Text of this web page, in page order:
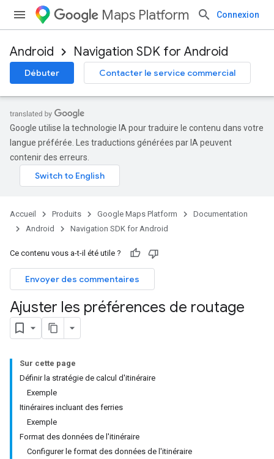
Maps Platform Connexion
Android Navigation SDK for Android
Débuter Contacter le service commercial
Google utilise la technologie IA pour traduire le contenu dans votre
langue préférée. Les traductions générées par IA peuvent
contenir des erreurs.
Accueil Produits Google Maps Platform
Documentation
Android
Navigation SDK for Android
Ce contenu vous a-t-il été utile ?
Envoyer des commentaires
Ajuster les préférences de routage
Sur cette page
Définir la stratégie de calcul d'itinéraire
Exemple
Itinéraires incluant des ferries
Exemple
Format des données de l'itinéraire
Configurer le format des données de l'itinéraire